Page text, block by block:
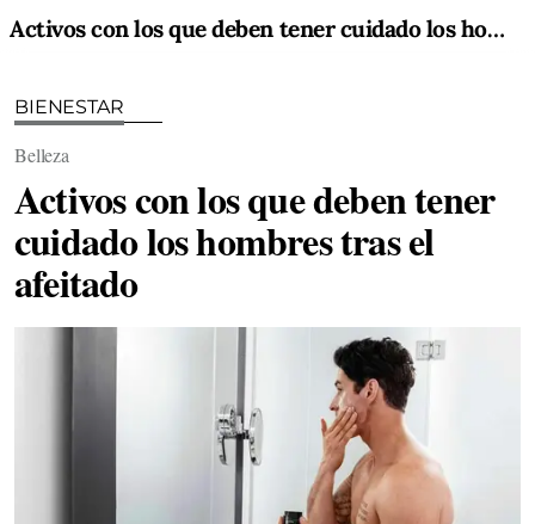
Activos con los que deben tener cuidado los hombres tras el afeitado
BIENESTAR
Belleza
Activos con los que deben tener
cuidado los hombres tras el
afeitado